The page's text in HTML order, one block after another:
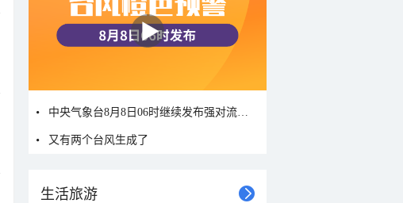
又有两个台风生成了
生活旅游